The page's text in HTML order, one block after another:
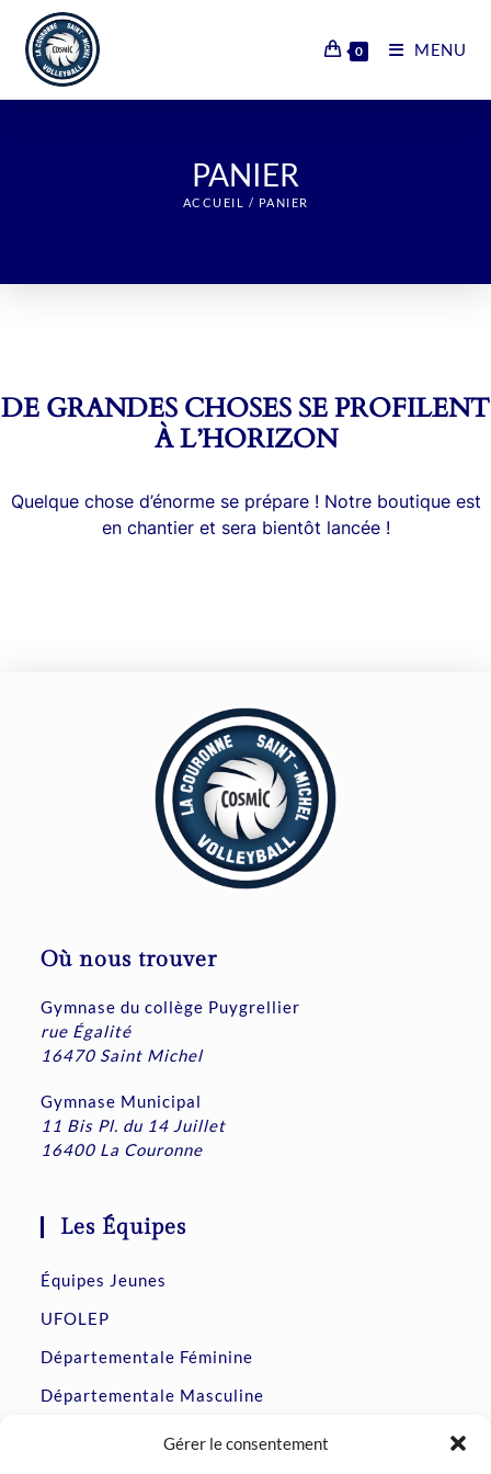
Gérer le consentement
content
0 MENU
PANIER
ACCUEIL / PANIER
DE GRANDES CHOSES SE PROFILENT
À L’HORIZON
Quelque chose d’énorme se prépare ! Notre boutique est
en chantier et sera bientôt lancée !
Où nous trouver
Gymnase du collège Puygrellier
rue Égalité
16470 Saint Michel
Gymnase Municipal
11 Bis Pl. du 14 Juillet
16400 La Couronne
Les Équipes
Équipes Jeunes
UFOLEP
Départementale Féminine
Départementale Masculine
Prénationale Féminine